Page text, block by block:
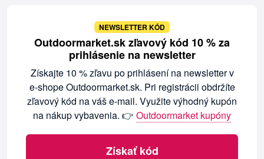
NEWSLETTER KÓD
Outdoormarket.sk zľavový kód 10 % za
prihlásenie na newsletter
Získajte 10 % zľavu po prihlásení na newsletter v
e-shope Outdoormarket.sk. Pri registrácii obdržíte
zľavový kód na váš e-mail. Využite výhodný kupón
na nákup vybavenia. 👉 Outdoormarket kupóny
Získať kód